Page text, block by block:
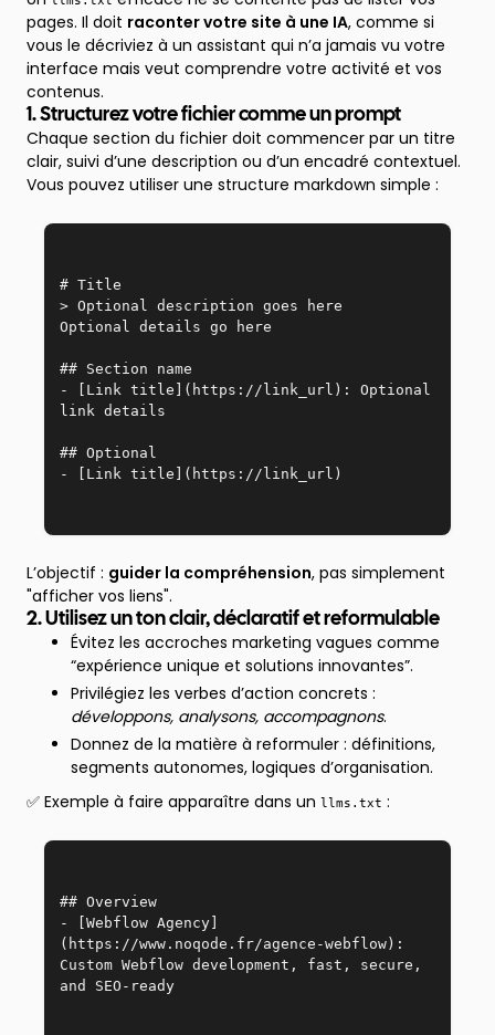
pages. Il doit raconter votre site à une IA, comme si
vous le décriviez à un assistant qui n’a jamais vu votre
interface mais veut comprendre votre activité et vos
contenus.
1. Structurez votre fichier comme un prompt
Chaque section du fichier doit commencer par un titre
clair, suivi d’une description ou d’un encadré contextuel.
Vous pouvez utiliser une structure markdown simple :
# Title
> Optional description goes here
Optional details go here
## Section name
- [Link title](https://link_url): Optional
link details
## Optional
- [Link title](https://link_url)
L’objectif : guider la compréhension, pas simplement
"afficher vos liens".
2. Utilisez un ton clair, déclaratif et reformulable
Évitez les accroches marketing vagues comme
“expérience unique et solutions innovantes”.
Privilégiez les verbes d’action concrets :
développons, analysons, accompagnons.
Donnez de la matière à reformuler : définitions,
segments autonomes, logiques d’organisation.
✅ Exemple à faire apparaître dans un llms.txt :
## Overview
- [Webflow Agency]
(https://www.noqode.fr/agence-webflow):
Custom Webflow development, fast, secure,
and SEO-ready